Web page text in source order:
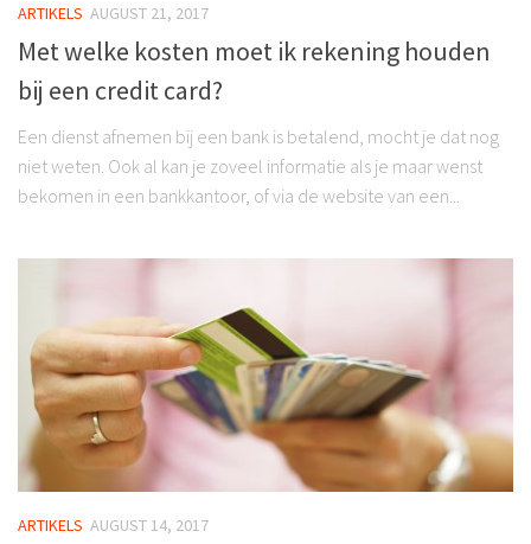
ARTIKELS AUGUST 21, 2017
Met welke kosten moet ik rekening houden
bij een credit card?
Een dienst afnemen bij een bank is betalend, mocht je dat nog
niet weten. Ook al kan je zoveel informatie als je maar wenst
bekomen in een bankkantoor, of via de website van een...
ARTIKELS AUGUST 14, 2017